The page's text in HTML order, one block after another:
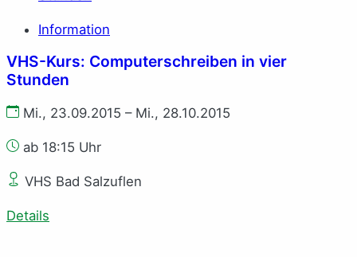
Information
VHS-Kurs: Computerschreiben in vier
Stunden
Mi., 23.09.2015 – Mi., 28.10.2015
ab 18:15 Uhr
VHS Bad Salzuflen
Details